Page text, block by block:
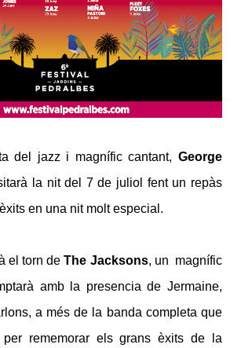
del jazz i magnífic cantant, George
la nit del 7 de juliol fent un repàs
en una nit molt especial.
el torn deThe Jacksons, un magnífic
amb la presencia de Jermaine,
a més de la banda completa que
per rememorar els grans èxits de la